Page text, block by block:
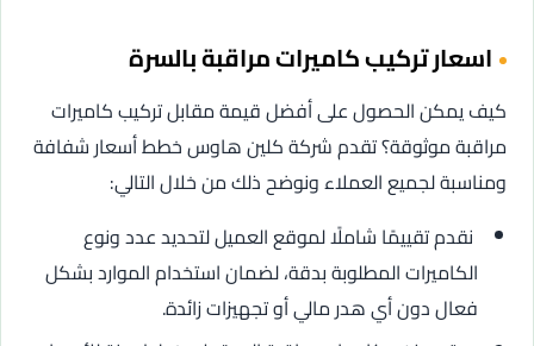
اسعار تركيب كاميرات مراقبة بالسرة
كيف يمكن الحصول على أفضل قيمة مقابل تركيب كاميرات
مراقبة موثوقة؟ تقدم شركة كلين هاوس خطط أسعار شفافة
ومناسبة لجميع العملاء ونوضح ذلك من خلال التالي:
نقدم تقييمًا شاملًا لموقع العميل لتحديد عدد ونوع
الكاميرات المطلوبة بدقة، لضمان استخدام الموارد بشكل
فعال دون أي هدر مالي أو تجهيزات زائدة.